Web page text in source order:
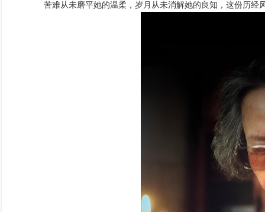
苦难从未磨平她的温柔，岁月从未消解她的良知，这份历经